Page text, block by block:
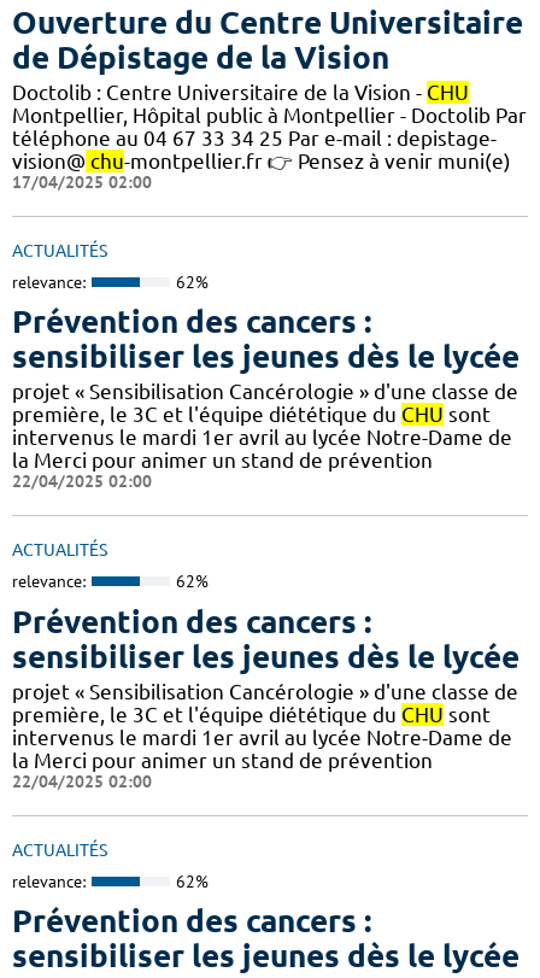
Ouverture du Centre Universitaire
de Dépistage de la Vision
Doctolib : Centre Universitaire de la Vision - CHU
Montpellier, Hôpital public à Montpellier - Doctolib Par
téléphone au 04 67 33 34 25 Par e-mail : depistage-
vision@ chu-montpellier.fr 👉 Pensez à venir muni(e)
17/04/2025 02:00
ACTUALITÉS
relevance: 62%
Prévention des cancers :
sensibiliser les jeunes dès le lycée
projet « Sensibilisation Cancérologie » d'une classe de
première, le 3C et l'équipe diététique du CHU sont
intervenus le mardi 1er avril au lycée Notre-Dame de
la Merci pour animer un stand de prévention
22/04/2025 02:00
ACTUALITÉS
relevance: 62%
Prévention des cancers :
sensibiliser les jeunes dès le lycée
projet « Sensibilisation Cancérologie » d'une classe de
première, le 3C et l'équipe diététique du CHU sont
intervenus le mardi 1er avril au lycée Notre-Dame de
la Merci pour animer un stand de prévention
22/04/2025 02:00
ACTUALITÉS
relevance: 62%
Prévention des cancers :
sensibiliser les jeunes dès le lycée